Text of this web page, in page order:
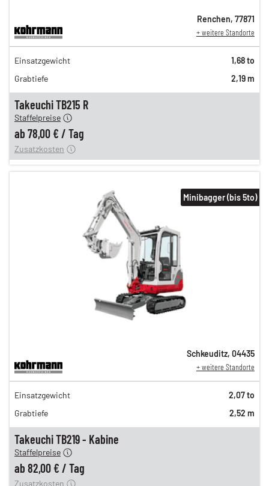
Takeuchi TB215 R
134,00 €
111,00 €
92,00 €
Staffelpreise
ab 78,00 € / Tag
12,00 €
Zusatzkosten
Renchen, 77871
+ weitere Standorte
Einsatzgewicht
1,68 to
Grabtiefe
2,19 m
Takeuchi TB219 - Kabine
141,00 €
117,00 €
98,00 €
Staffelpreise
ab 82,00 € / Tag
12,00 €
Zusatzkosten
Minibagger (bis 5to)
Schkeuditz, 04435
+ weitere Standorte
Einsatzgewicht
2,07 to
Grabtiefe
2,52 m